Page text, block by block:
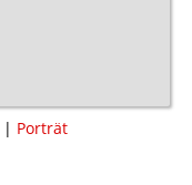
| Porträt